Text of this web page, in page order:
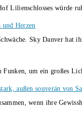
Lilienschlosses würde
Herzen
Sky Danver
Funken, um ein großes
außen souverän von
wenn ihre